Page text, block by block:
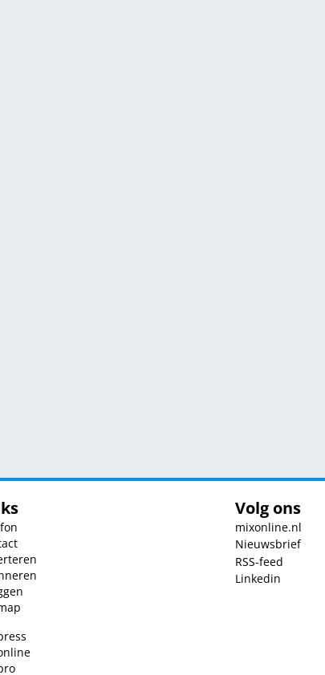
Volg ons
mixonline.nl
Nieuwsbrief
RSS-feed
Linkedin